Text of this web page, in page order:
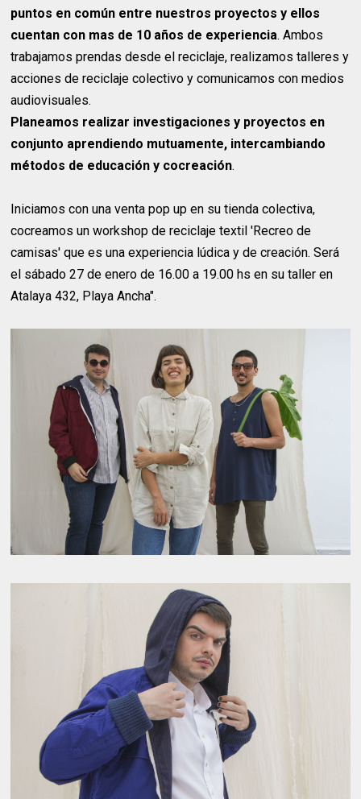
puntos en común entre nuestros proyectos y ellos
cuentan con mas de 10 años de experiencia. Ambos
trabajamos prendas desde el reciclaje, realizamos talleres y
acciones de reciclaje colectivo y comunicamos con medios
audiovisuales.
Planeamos realizar investigaciones y proyectos en
conjunto aprendiendo mutuamente, intercambiando
métodos de educación y cocreación.
Iniciamos con una venta pop up en su tienda colectiva,
cocreamos un workshop de reciclaje textil 'Recreo de
camisas' que es una experiencia lúdica y de creación. Será
el sábado 27 de enero de 16.00 a 19.00 hs en su taller en
Atalaya 432, Playa Ancha".